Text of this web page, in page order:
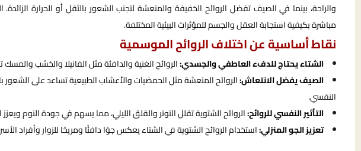
والراحة، بينما في الصيف تفضل الروائح الخفيفة والمنعشة لتجنب الشعور بالثقل أو الحرارة
مباشرة بكيفية استجابة العقل والجسم للمؤثرات البيئية المختلفة.
نقاط أساسية عن اختلاف الروائح الموسمية
الشتاء يحتاج للدفء العاطفي والجسدي:الروائح الغنية والدافئة مثل الفانيلا والخشب
الصيف يفضل الانتعاش:الروائح المنعشة مثل الحمضيات والأعشاب الطبيعية تساعد على
النفسي.
التأثير النفسي للروائح:الروائح الشتوية تقلل التوتر والقلق الليلي، مما يسهم في جودة النوم
تعزيز الجو المنزلي:استخدام الروائح الشتوية في الشتاء يعكس جوًا دافئًا ومريحًا للزوار وأفراد